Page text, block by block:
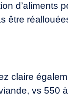
d’aliments
être
claire
vs